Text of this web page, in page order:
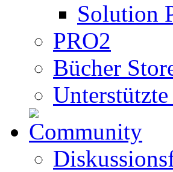
Solution
PRO2
Bücher